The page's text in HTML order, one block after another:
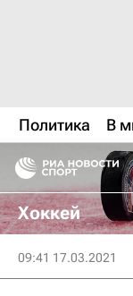
Политика В
Хоккей
09:41 17.03.2021